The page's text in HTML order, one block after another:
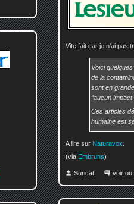
Vite fait car je n'ai pas
Voici
de la
sont en
“aucun
Ces articles
humaine est
A lire sur Naturavox
(via Embruns)
Suricat voir ou